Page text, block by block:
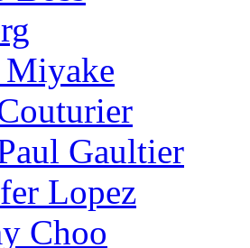
Miyake
Gaultier
Lopez
Choo